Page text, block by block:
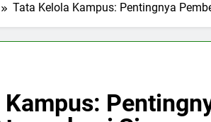
Tata Kelola Kampus: Pentingnya